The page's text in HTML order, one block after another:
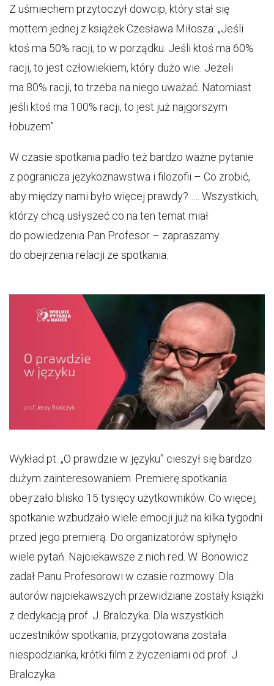
Z uśmiechem przytoczył dowcip, który stał się
mottem jednej z książek Czesława Miłosza: „Jeśli
ktoś ma 50% racji, to w porządku. Jeśli ktoś ma 60%
racji, to jest człowiekiem, który dużo wie. Jeżeli
ma 80% racji, to trzeba na niego uważać. Natomiast
jeśli ktoś ma 100% racji, to jest już najgorszym
łobuzem”.
W czasie spotkania padło też bardzo ważne pytanie
z pogranicza językoznawstwa i filozofii – Co zrobić,
aby między nami było więcej prawdy? …. Wszystkich,
którzy chcą usłyszeć co na ten temat miał
do powiedzenia Pan Profesor – zapraszamy
do obejrzenia relacji ze spotkania.
Wykład pt. „O prawdzie w języku” cieszył się bardzo
dużym zainteresowaniem. Premierę spotkania
obejrzało blisko 15 tysięcy użytkowników. Co więcej,
spotkanie wzbudzało wiele emocji już na kilka tygodni
przed jego premierą. Do organizatorów spłynęło
wiele pytań. Najciekawsze z nich red. W. Bonowicz
zadał Panu Profesorowi w czasie rozmowy. Dla
autorów najciekawszych przewidziane zostały książki
z dedykacją prof. J. Bralczyka. Dla wszystkich
uczestników spotkania, przygotowana została
niespodzianka, krótki film z życzeniami od prof. J.
Bralczyka.